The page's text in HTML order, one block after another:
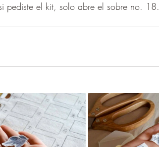
pediste el kit, solo abre el sobre no. 18.